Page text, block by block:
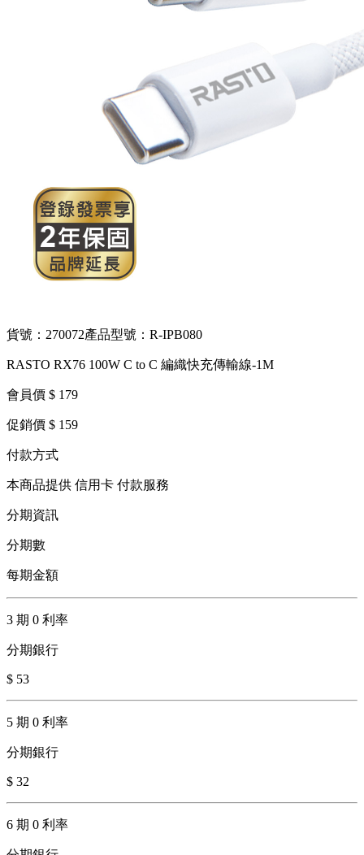
貨號：270072產品型號：R-IPB080
RASTO RX76 100W C to C 編織快充傳輸線-1M
會員價 $ 179
促銷價 $ 159
付款方式
本商品提供 信用卡 付款服務
分期資訊
分期數
每期金額
3 期 0 利率
分期銀行
$ 53
5 期 0 利率
分期銀行
$ 32
6 期 0 利率